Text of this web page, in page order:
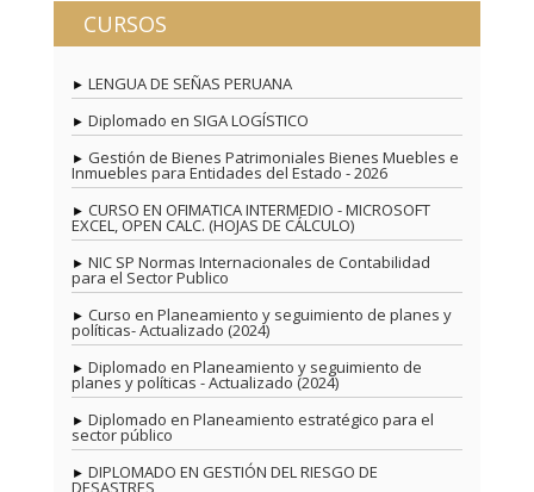
CURSOS
LENGUA DE SEÑAS PERUANA
Diplomado en SIGA LOGÍSTICO
Gestión de Bienes Patrimoniales Bienes Muebles e
Inmuebles para Entidades del Estado - 2026
CURSO EN OFIMATICA INTERMEDIO - MICROSOFT
EXCEL, OPEN CALC. (HOJAS DE CÁLCULO)
NIC SP Normas Internacionales de Contabilidad
para el Sector Publico
Curso en Planeamiento y seguimiento de planes y
políticas- Actualizado (2024)
Diplomado en Planeamiento y seguimiento de
planes y políticas - Actualizado (2024)
Diplomado en Planeamiento estratégico para el
sector público
DIPLOMADO EN GESTIÓN DEL RIESGO DE
DESASTRES